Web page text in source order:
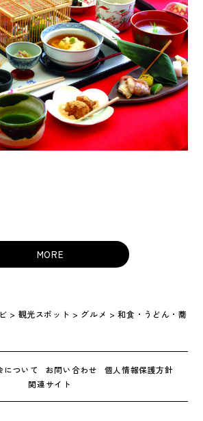
MORE
> 観光スポット > グルメ >和食・うどん・蕎
について お問い合わせ
個人情報保護方針
関連サイト